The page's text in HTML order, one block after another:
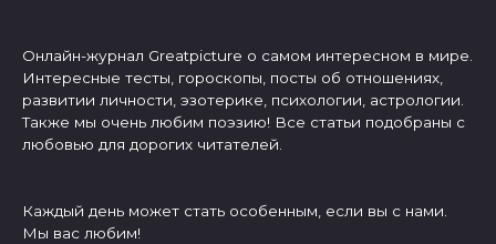
Онлайн-журнал Greatpicture о самом интересном в мире.
Интересные тесты, гороскопы, посты об отношениях,
развитии личности, эзотерике, психологии, астрологии.
Также мы очень любим поэзию! Все статьи подобраны с
любовью для дорогих читателей.
Каждый день может стать особенным, если вы с нами.
Мы вас любим!